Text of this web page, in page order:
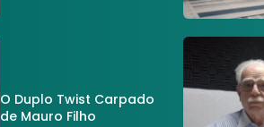
O Duplo Twist Carpado
de Mauro Filho